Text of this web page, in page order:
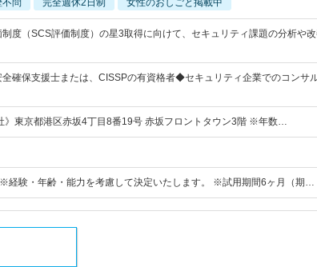
不問 完全週休2日制 女性のおしごと掲載中
度（SCS評価制度）の星3取得に向けて、セキュリティ課題の分析や
確保支援士または、CISSPの有資格者◆セキュリティ企業でのコンサ
》東京都港区赤坂4丁目8番19号 赤坂フロントタウン3階 ※年数…
経験・年齢・能力を考慮して決定いたします。 ※試用期間6ヶ月（期…